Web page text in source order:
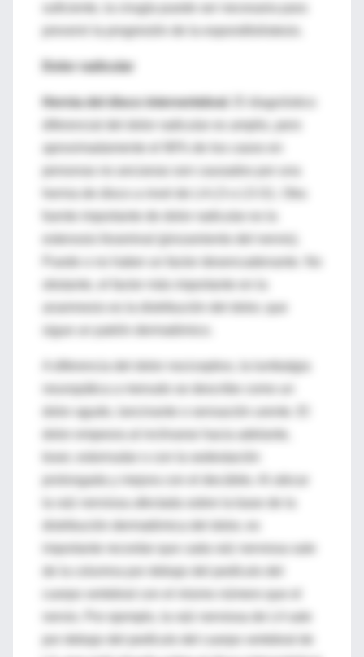
suficiente, la cirugía puede ser necesaria para
prevenir la progresión de la espondilolistesis.
Dolor radicular
Hernia del disco intervertebral
. El diagnóstico
aproximadamente el 90% de los casos en
fuente importante de dolor radicular es la
obstante, el factor más importante en la
sigue un patrón dermatómico.
A diferencia del dolor nociceptivo, la lumbalgia
dolor agudo, lancinante o sensación urente. El
dolor empeora al inclinarse hacia adelante,
prolongada y mejora con el decúbito. Al ubicar
importante recordar que cada raíz nerviosa sale